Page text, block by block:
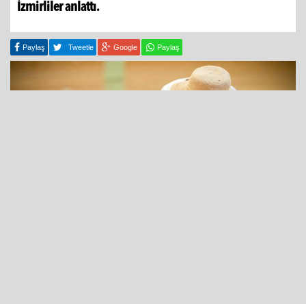
İzmirliler anlattı.
Paylaş Tweetle Google Paylaş